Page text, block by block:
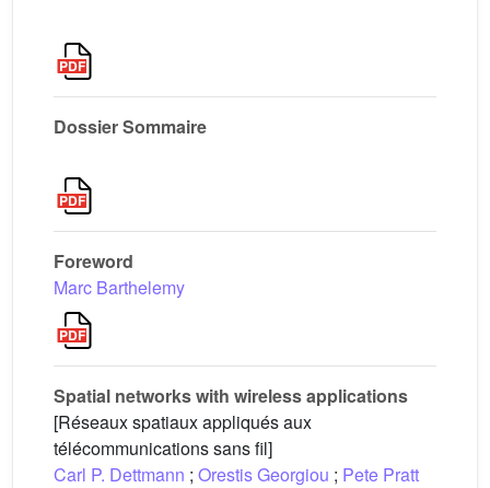
Dossier Sommaire
Foreword
Marc Barthelemy
Spatial networks with wireless applications
[Réseaux spatiaux appliqués aux
télécommunications sans fil]
Carl P. Dettmann ; Orestis Georgiou ; Pete Pratt